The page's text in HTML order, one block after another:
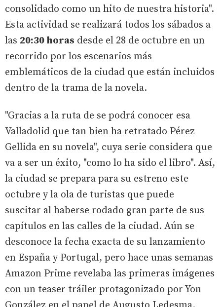
consolidado como un hito de nuestra historia".
Esta actividad se realizará todos los sábados a
las 20:30 horas desde el 28 de octubre en un
recorrido por los escenarios más
emblemáticos de la ciudad que están incluidos
dentro de la trama de la novela.
"Gracias a la ruta de se podrá conocer esa
Valladolid que tan bien ha retratado Pérez
Gellida en su novela", cuya serie considera que
va a ser un éxito, "como lo ha sido el libro". Así,
la ciudad se prepara para su estreno este
octubre y la ola de turistas que puede
suscitar al haberse rodado gran parte de sus
capítulos en las calles de la ciudad. Aún se
desconoce la fecha exacta de su lanzamiento
en España y Portugal, pero hace unas semanas
Amazon Prime revelaba las primeras imágenes
con un teaser tráiler protagonizado por Yon